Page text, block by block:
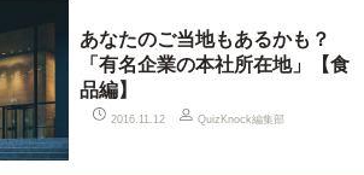
あなたのご当地もあるかも？
「有名企業の本社所在地」【食
品編】
2016.11.12 QuizKnock編集部